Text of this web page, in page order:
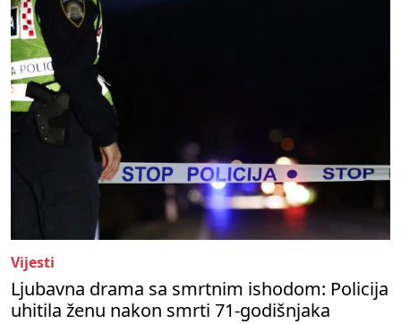
Vijesti
Ljubavna drama sa smrtnim ishodom: Policija
uhitila ženu nakon smrti 71-godišnjaka